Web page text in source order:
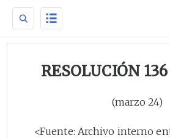
RESOLUCIÓN
(marzo 24)
<Fuente: Archivo interno